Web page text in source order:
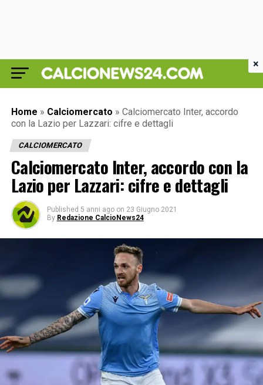
Home » Calciomercato » Calciomercato Inter, accordo
con la Lazio per Lazzari: cifre e dettagli
CALCIOMERCATO
Calciomercato Inter, accordo con la
Lazio per Lazzari: cifre e dettagli
Published 5 anni ago on 23 Giugno 2021
By Redazione CalcioNews24
×